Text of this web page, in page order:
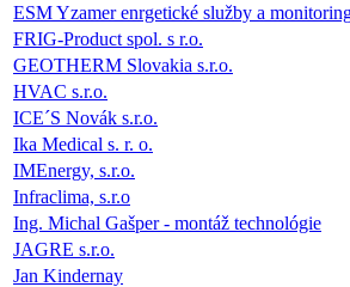
ESM Yzamer enrgetické služby a
FRIG-Product spol. s r.o.
GEOTHERM Slovakia s.r.o.
HVAC s.r.o.
ICE´S Novák s.r.o.
Ika Medical s. r. o.
IMEnergy, s.r.o.
Infraclima, s.r.o
Ing. Michal Gašper - montáž technológie
JAGRE s.r.o.
Jan Kindernay